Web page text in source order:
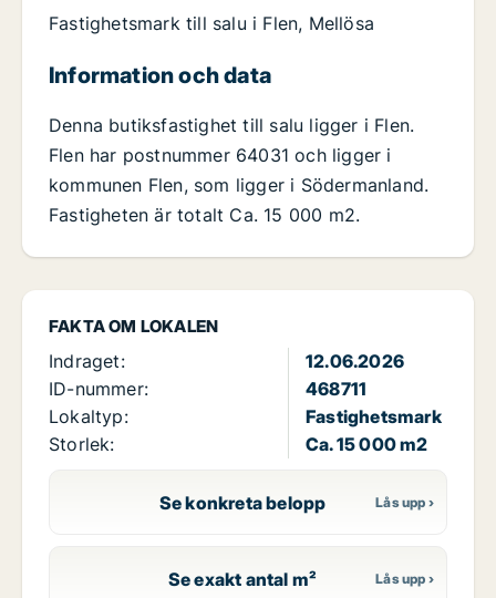
FAKTA OM LOKALEN
Indraget:
12.06.2026
ID-nummer:
468711
Lokaltyp:
Fastighetsmark
Storlek:
Ca. 15 000 m2
Se konkreta belopp
Se exakt antal m²
Fastighetsmark till salu i Flen, Mellösa
Information och data
Denna butiksfastighet till salu ligger i Flen.
Flen har postnummer 64031 och ligger i
kommunen Flen, som ligger i Södermanland.
Fastigheten är totalt Ca. 15 000 m2.